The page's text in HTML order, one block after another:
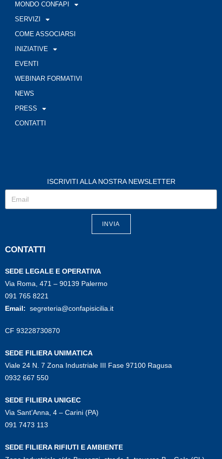
MONDO CONFAPI
SERVIZI
COME ASSOCIARSI
INIZIATIVE
EVENTI
WEBINAR FORMATIVI
NEWS
PRESS
CONTATTI
ISCRIVITI ALLA NOSTRA NEWSLETTER
INVIA
CONTATTI
SEDE LEGALE E OPERATIVA
Via Roma, 471 – 90139 Palermo
091 765 8221
Email: segreteria@confapisicilia.it
CF 93228730870
SEDE FILIERA UNIMATICA
Viale 24 N. 7 Zona Industriale III Fase 97100 Ragusa
0932 667 550
SEDE FILIERA UNIGEC
Via Sant’Anna, 4 – Carini (PA)
091 7473 113
SEDE FILIERA RIFIUTI E AMBIENTE